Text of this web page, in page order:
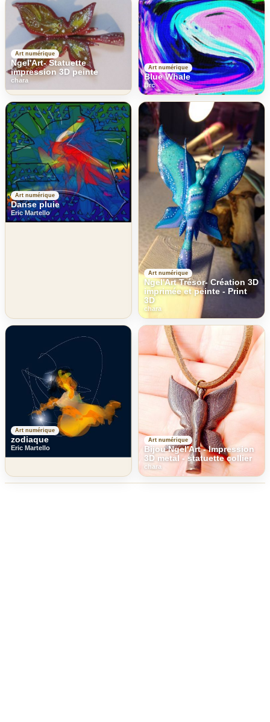
Art numérique
Ngel'Art- Statuette
impression 3D peinte
chara
Art numérique
Blue Whale
Drc
Art numérique
Danse pluie
Eric Martello
Art numérique
Ngel'Art Trésor- Création 3D
imprimée et peinte - Print
3D
chara
Art numérique
zodiaque
Eric Martello
Art numérique
Bijou Ngel'Art - Impression
3D metal - statuette collier
chara